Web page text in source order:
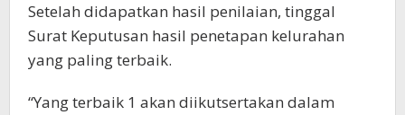
Setelah didapatkan hasil penilaian, tinggal
Surat Keputusan hasil penetapan kelurahan
yang paling terbaik.
“Yang terbaik 1 akan diikutsertakan dalam